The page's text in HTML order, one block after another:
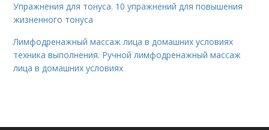
Упражнения для тонуса. 10 упражнений для повышения
жизненного тонуса
Лимфодренажный массаж лица в домашних условиях
техника выполнения. Ручной лимфодренажный массаж
лица в домашних условиях